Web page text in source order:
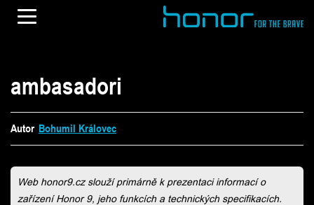
ambasadori
Autor Bohumil Královec
Bohumil Královec
Web honor9.cz slouží primárně k prezentaci informací o
zařízení Honor 9, jeho funkcích a technických specifikacích.